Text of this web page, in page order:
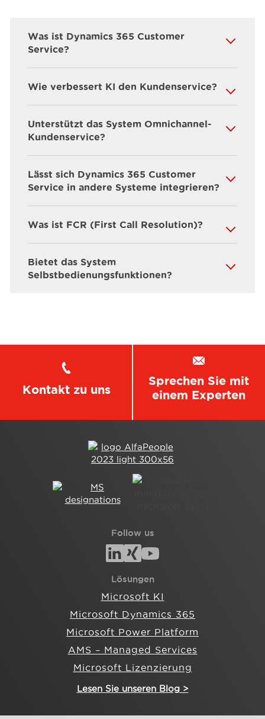
Was ist Dynamics 365 Customer
Service?
Wie verbessert KI den Kundenservice?
Unterstützt das System Omnichannel-
Kundenservice?
Lässt sich Dynamics 365 Customer
Service in andere Systeme integrieren?
Was ist FCR (First Call Resolution)?
Bietet das System
Selbstbedienungsfunktionen?
Kontakt zu uns
Sprechen Sie mit
einem Experten
Follow us
Lösungen
Microsoft KI
Microsoft Dynamics 365
Microsoft Power Platform
AMS – Managed Services
Microsoft Lizenzierung
Lesen Sie unseren Blog >